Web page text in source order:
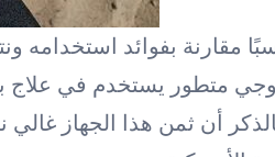
مقارنة بفوائد استخدامه
متطور يستخدم في علاج